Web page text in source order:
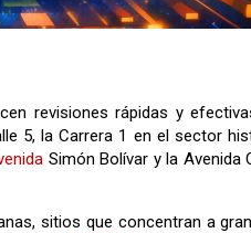
revisiones rápidas y
5, la Carrera 1 en el sector
Simón Bolívar y la Avenida
sitios que concentran a